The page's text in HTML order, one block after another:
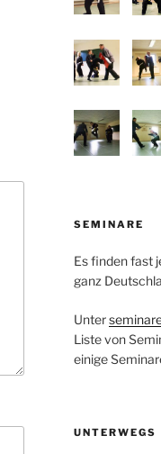
SEMINARE
Es finden fast
ganz
Unter
Liste von
einige
UNTERWEGS